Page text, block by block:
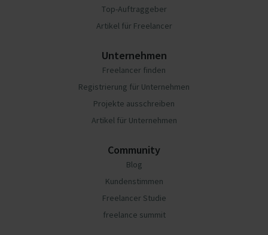
Top-Auftraggeber
Artikel für Freelancer
Unternehmen
Freelancer finden
Registrierung für Unternehmen
Projekte ausschreiben
Artikel für Unternehmen
Community
Blog
Kundenstimmen
Freelancer Studie
freelance summit